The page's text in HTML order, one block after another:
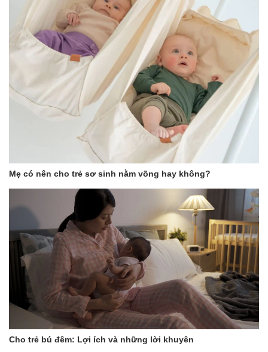
và chuyển đổi từ tư thế ngồi sang ngả và sang chế độ nằm một
cách dễ dàng, do đó sau khi ăn bé có thể nghỉ ngơi trực tiếp trên
ghế và thậm chí ngủ luôn một mạch mà chằng phải bế đi đâu.
+ Được trang bị sẵn 4 chiếc bánh xe có thể xoay được tới 360 độ,
cực kì linh hoạt và dễ dàng cho việc thay đổi vị trí ghế.
+ Khóa bánh xe được trang bị để đảm bảo cho ghế không bị trơn
trượt mỗi khi bé vận động và đảm bảo bé luôn an toàn khi ghế
đặt ở mặt phẳng có độ dốc.
*** Tất cả sản phẩm của Shop Bé Con đều là hàng chính
hãng 100%, đảm bảo chất lượng. Có đầy đủ giấy Bảo hành
chính hãng ***
** Tham quan Fanpage của Shop tại đây:
https://www.facebook.com/beconmall
https://www.facebook.com/dososinh.shopbecon/
Nhắn tin cho shop để được báo giá tốt và theo dõi các chương
trình khuyến mãi siêu hot nhé!
Mẹ có nên cho trẻ sơ sinh nằm võng hay không?
Cho trẻ bú đêm: Lợi ích và những lời khuyên